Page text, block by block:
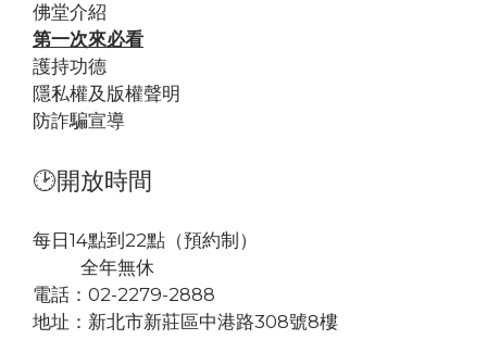
佛堂介紹
第一次來必看
護持功德
隱私權及版權聲明
防詐騙宣導
🕑開放時間
每日14點到22點（預約制）
全年無休
電話：02-2279-2888
地址： 新北市新莊區中港路308號8樓